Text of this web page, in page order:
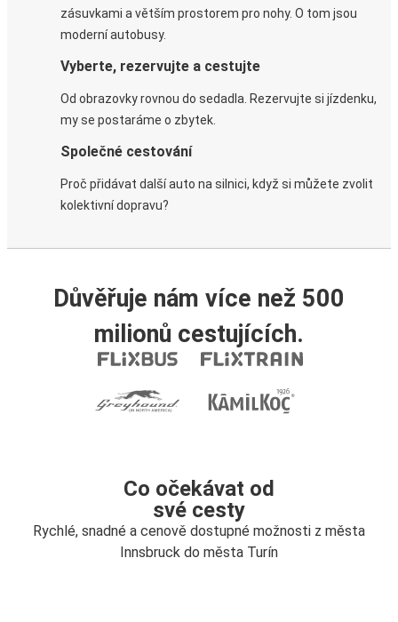
zásuvkami a větším prostorem pro nohy. O tom jsou
moderní autobusy.
Vyberte, rezervujte a cestujte
Od obrazovky rovnou do sedadla. Rezervujte si jízdenku,
my se postaráme o zbytek.
Společné cestování
Proč přidávat další auto na silnici, když si můžete zvolit
kolektivní dopravu?
Důvěřuje nám více než 500
milionů cestujících.
Co očekávat od
své cesty
Rychlé, snadné a cenově dostupné možnosti z města
Innsbruck do města Turín